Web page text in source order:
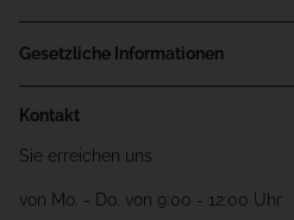
Gesetzliche Informationen
Kontakt
Sie erreichen uns
von Mo. - Do. von 9:00 - 12:00 Uhr